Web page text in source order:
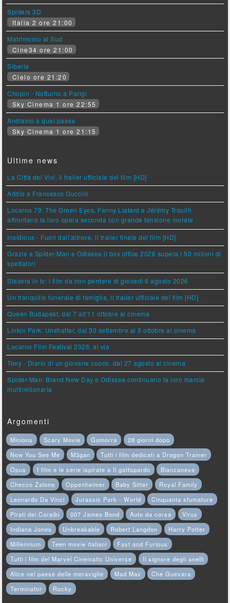
Spiders 3D
Italia 2 ore 21:00
Matrimonio al Sud
Cine34 ore 21:00
Siberia
Cielo ore 21:20
Chopin - Notturno a Parigi
Sky Cinema 1 ore 22:55
Andiamo a quel paese
Sky Cinema 1 ore 21:15
Ultime news
La Città dei Vivi, il trailer ufficiale del film [HD]
Addio a Francesco Guccini
Locarno 79: The Green Eyes, Fanny Liatard e Jérémy Trouilh
affrontano la loro opera seconda con grande tensione morale
Insidious - Fuori dall'altrove, il trailer finale del film [HD]
Grazie a Spider-Man e Odissea il box office 2026 supera i 50 milioni di
spettatori
Stasera in tv: i film da non perdere di giovedì 6 agosto 2026
Un tranquillo funerale di famiglia, il trailer ufficiale del film [HD]
Queen Budapest, dal 7 all'11 ottobre al cinema
Linkin Park: Unshatter, dal 30 settembre al 3 ottobre al cinema
Locarno Film Festival 2026, al via
Tony - Diario di un giovane cuoco, dal 27 agosto al cinema
Spider-Man: Brand New Day e Odissea continuano la loro marcia
multimilionaria
Argomenti
Minions Scary Movie Gomorra
28 giorni dopo
Now You See Me
M3gan
Tutti i film dedicati a Dragon Trainer
Opus
I film e le serie ispirate a Il gattopardo
Biancaneve
Checco Zalone
Oppenheimer Baby Sitter
Royal Family
Leonardo Da Vinci
Jurassic Park - World
Cinquanta sfumature
Pirati dei Caraibi
007 James Bond Auto da corsa
Virus
Indiana Jones
Unbreakable Robert Langdon
Harry Potter
Millennium
Teen movie italiani
Fast and Furious
Tutti i film del Marvel Cinematic Universe
Il signore degli anelli
Alice nel paese delle meraviglie
Mad Max
Che Guevara
Terminator
Rocky